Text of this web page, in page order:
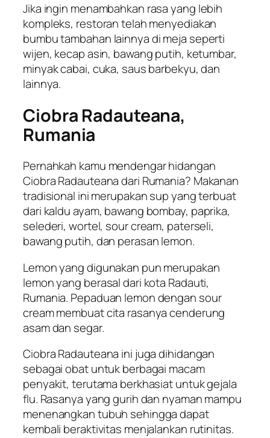
Jika ingin menambahkan rasa yang lebih
kompleks, restoran telah menyediakan
bumbu tambahan lainnya di meja seperti
wijen, kecap asin, bawang putih, ketumbar,
minyak cabai, cuka, saus barbekyu, dan
lainnya.
Ciobra Radauteana,
Rumania
Pernahkah kamu mendengar hidangan
Ciobra Radauteana dari Rumania? Makanan
tradisional ini merupakan sup yang terbuat
dari kaldu ayam, bawang bombay, paprika,
selederi, wortel, sour cream, paterseli,
bawang putih, dan perasan lemon.
Lemon yang digunakan pun merupakan
lemon yang berasal dari kota Radauti,
Rumania. Pepaduan lemon dengan sour
creammembuat cita rasanya cenderung
asam dan segar.
Ciobra Radauteana ini juga dihidangan
sebagai obat untuk berbagai macam
penyakit, terutama berkhasiat untuk gejala
flu. Rasanya yang gurih dan nyaman mampu
menenangkan tubuh sehingga dapat
kembali beraktivitas menjalankan rutinitas.